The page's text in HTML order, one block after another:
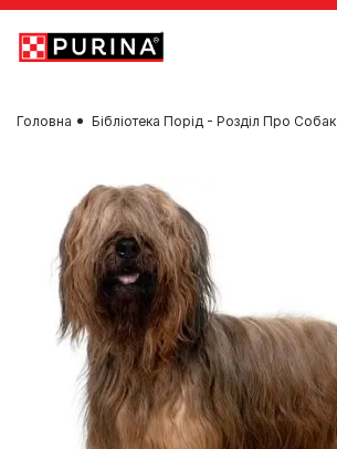
Skip to main content
Головна Бібліотека Порід - Розділ Про Собак